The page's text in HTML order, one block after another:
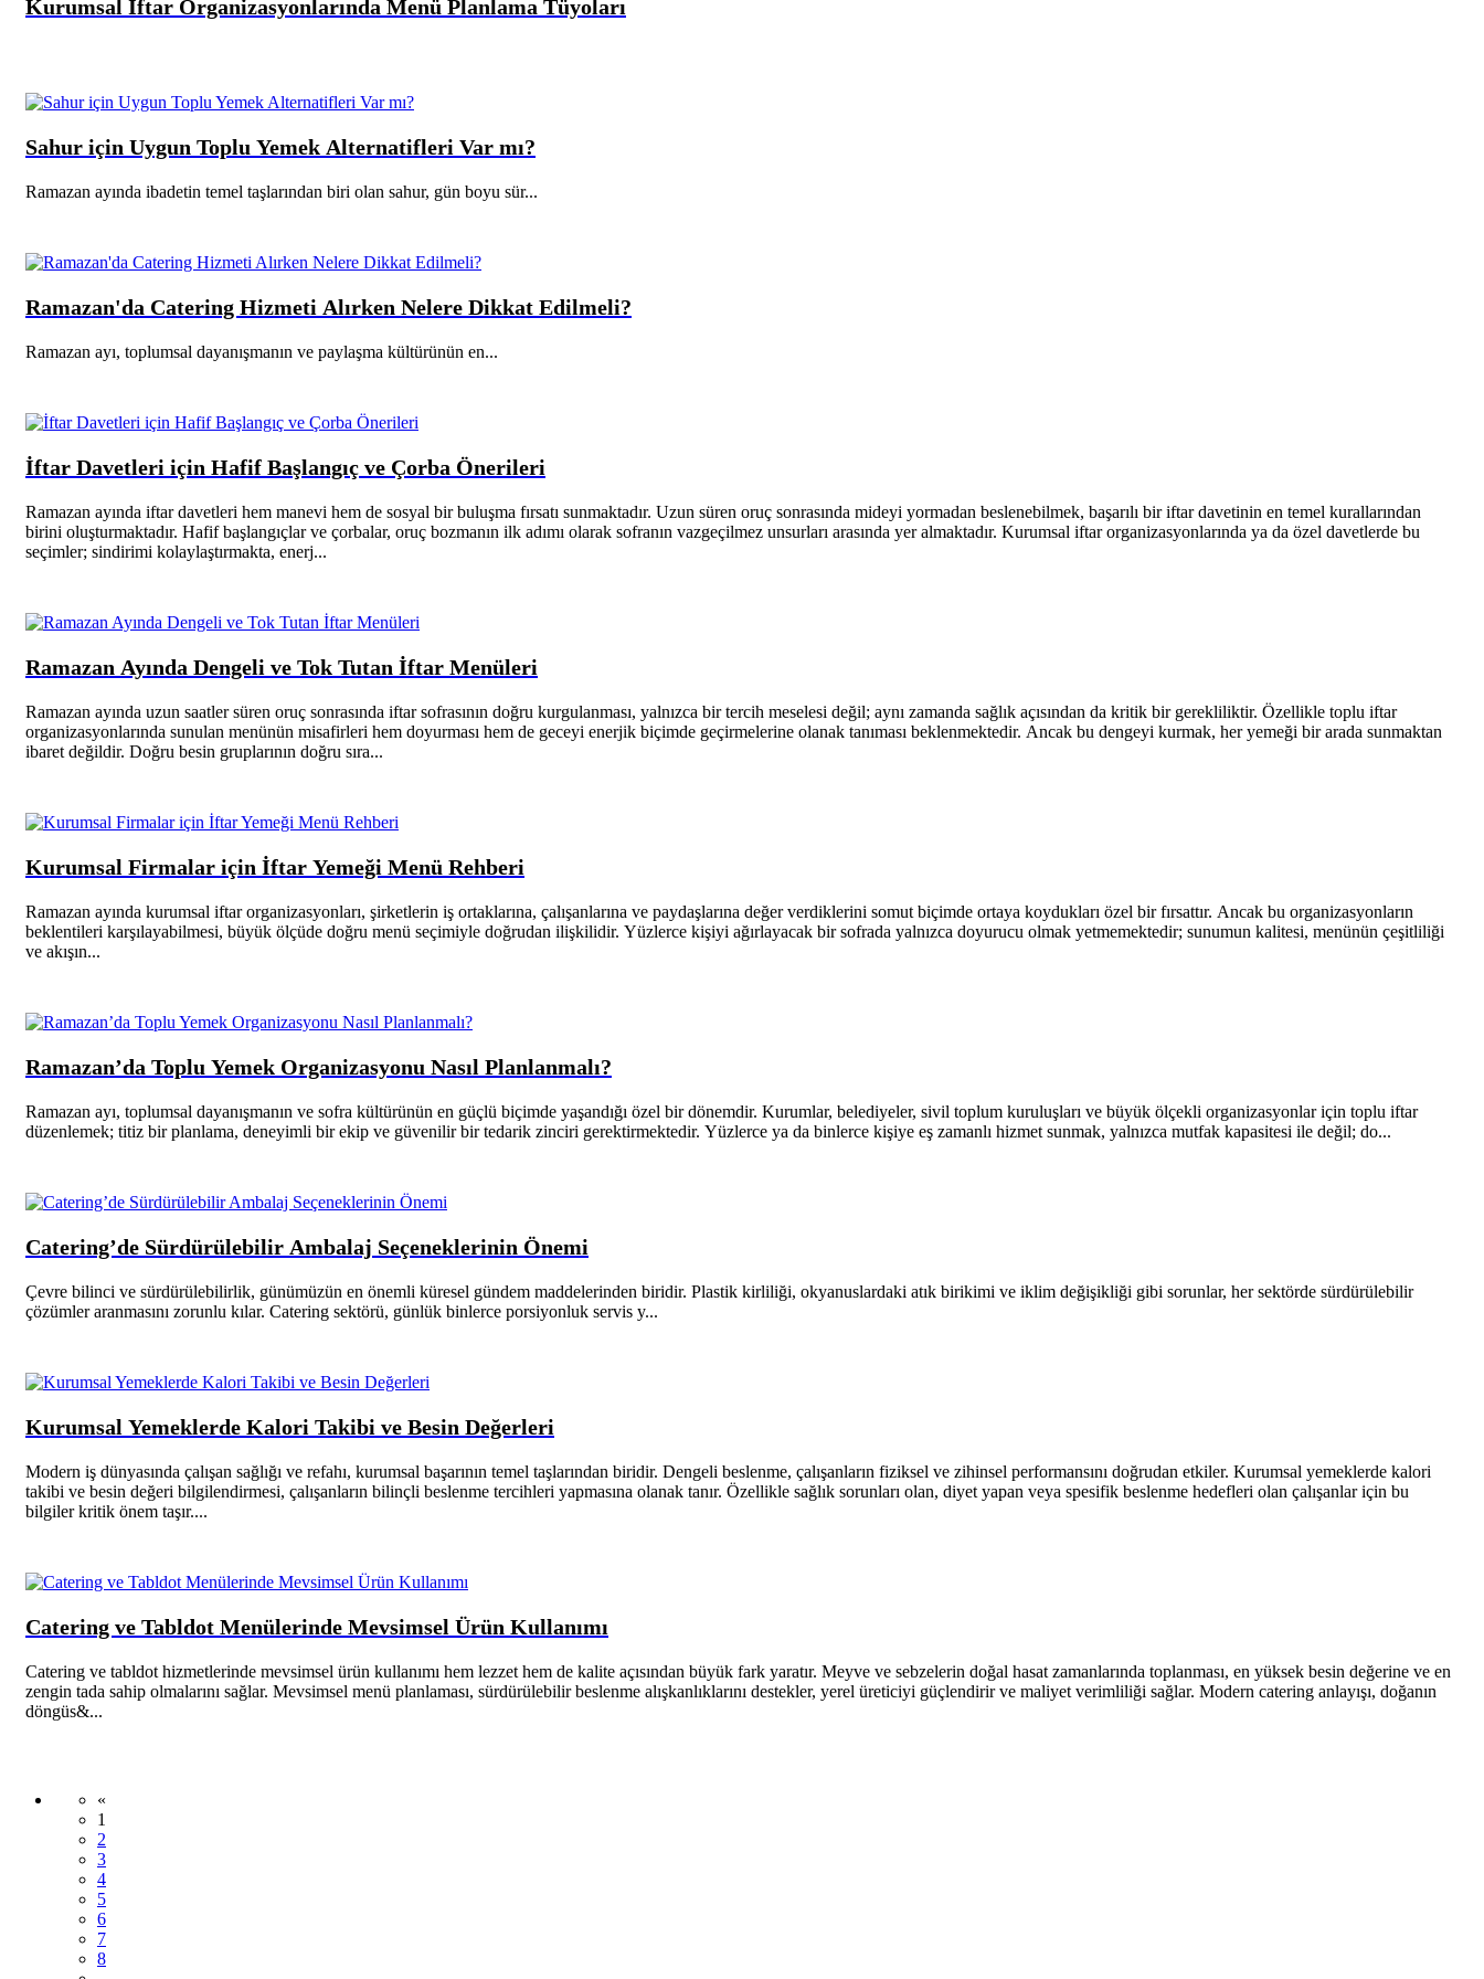
Kurumsal İftar Organizasyonlarında Menü Planlama Tüyoları
Sahur için Uygun Toplu Yemek Alternatifleri Var mı?
Ramazan ayında ibadetin temel taşlarından biri olan sahur, gün boyu sür...
Ramazan'da Catering Hizmeti Alırken Nelere Dikkat Edilmeli?
Ramazan ayı, toplumsal dayanışmanın ve paylaşma kültürünün en...
İftar Davetleri için Hafif Başlangıç ve Çorba Önerileri
Ramazan ayında iftar davetleri hem manevi hem de sosyal bir buluşma fırsatı sunmaktadır. Uzun süren oruç sonrasında mideyi yormadan beslenebilmek, başarılı bir iftar davetinin en temel kurallarından
birini oluşturmaktadır. Hafif başlangıçlar ve çorbalar, oruç bozmanın ilk adımı olarak sofranın vazgeçilmez unsurları arasında yer almaktadır. Kurumsal iftar organizasyonlarında ya da özel davetlerde bu
seçimler; sindirimi kolaylaştırmakta, enerj...
Ramazan Ayında Dengeli ve Tok Tutan İftar Menüleri
Ramazan ayında uzun saatler süren oruç sonrasında iftar sofrasının doğru kurgulanması, yalnızca bir tercih meselesi değil; aynı zamanda sağlık açısından da kritik bir gerekliliktir. Özellikle toplu iftar
organizasyonlarında sunulan menünün misafirleri hem doyurması hem de geceyi enerjik biçimde geçirmelerine olanak tanıması beklenmektedir. Ancak bu dengeyi kurmak, her yemeği bir arada sunmaktan
ibaret değildir. Doğru besin gruplarının doğru sıra...
Kurumsal Firmalar için İftar Yemeği Menü Rehberi
Ramazan ayında kurumsal iftar organizasyonları, şirketlerin iş ortaklarına, çalışanlarına ve paydaşlarına değer verdiklerini somut biçimde ortaya koydukları özel bir fırsattır. Ancak bu organizasyonların
beklentileri karşılayabilmesi, büyük ölçüde doğru menü seçimiyle doğrudan ilişkilidir. Yüzlerce kişiyi ağırlayacak bir sofrada yalnızca doyurucu olmak yetmemektedir; sunumun kalitesi, menünün çeşitliliği
ve akışın...
Ramazan’da Toplu Yemek Organizasyonu Nasıl Planlanmalı?
Ramazan ayı, toplumsal dayanışmanın ve sofra kültürünün en güçlü biçimde yaşandığı özel bir dönemdir. Kurumlar, belediyeler, sivil toplum kuruluşları ve büyük ölçekli organizasyonlar için toplu iftar
düzenlemek; titiz bir planlama, deneyimli bir ekip ve güvenilir bir tedarik zinciri gerektirmektedir. Yüzlerce ya da binlerce kişiye eş zamanlı hizmet sunmak, yalnızca mutfak kapasitesi ile değil; do...
Catering’de Sürdürülebilir Ambalaj Seçeneklerinin Önemi
Çevre bilinci ve sürdürülebilirlik, günümüzün en önemli küresel gündem maddelerinden biridir. Plastik kirliliği, okyanuslardaki atık birikimi ve iklim değişikliği gibi sorunlar, her sektörde sürdürülebilir
çözümler aranmasını zorunlu kılar. Catering sektörü, günlük binlerce porsiyonluk servis y...
Kurumsal Yemeklerde Kalori Takibi ve Besin Değerleri
Modern iş dünyasında çalışan sağlığı ve refahı, kurumsal başarının temel taşlarından biridir. Dengeli beslenme, çalışanların fiziksel ve zihinsel performansını doğrudan etkiler. Kurumsal yemeklerde kalori
takibi ve besin değeri bilgilendirmesi, çalışanların bilinçli beslenme tercihleri yapmasına olanak tanır. Özellikle sağlık sorunları olan, diyet yapan veya spesifik beslenme hedefleri olan çalışanlar için bu
bilgiler kritik önem taşır....
Catering ve Tabldot Menülerinde Mevsimsel Ürün Kullanımı
Catering ve tabldot hizmetlerinde mevsimsel ürün kullanımı hem lezzet hem de kalite açısından büyük fark yaratır. Meyve ve sebzelerin doğal hasat zamanlarında toplanması, en yüksek besin değerine ve en
zengin tada sahip olmalarını sağlar. Mevsimsel menü planlaması, sürdürülebilir beslenme alışkanlıklarını destekler, yerel üreticiyi güçlendirir ve maliyet verimliliği sağlar. Modern catering anlayışı, doğanın
döngüs&...
«
1
2
3
4
5
6
7
8